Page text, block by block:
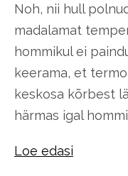
Noh, nii hull
madalamat
hommikul ei
keerama, et
keskosa kõrbest
härmas igal
Loe edasi